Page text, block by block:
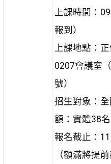
上課時間：
報到）
上課地點：
0207會議室
號）
招生對象：
額：實體38
報名截止：
（額滿將提